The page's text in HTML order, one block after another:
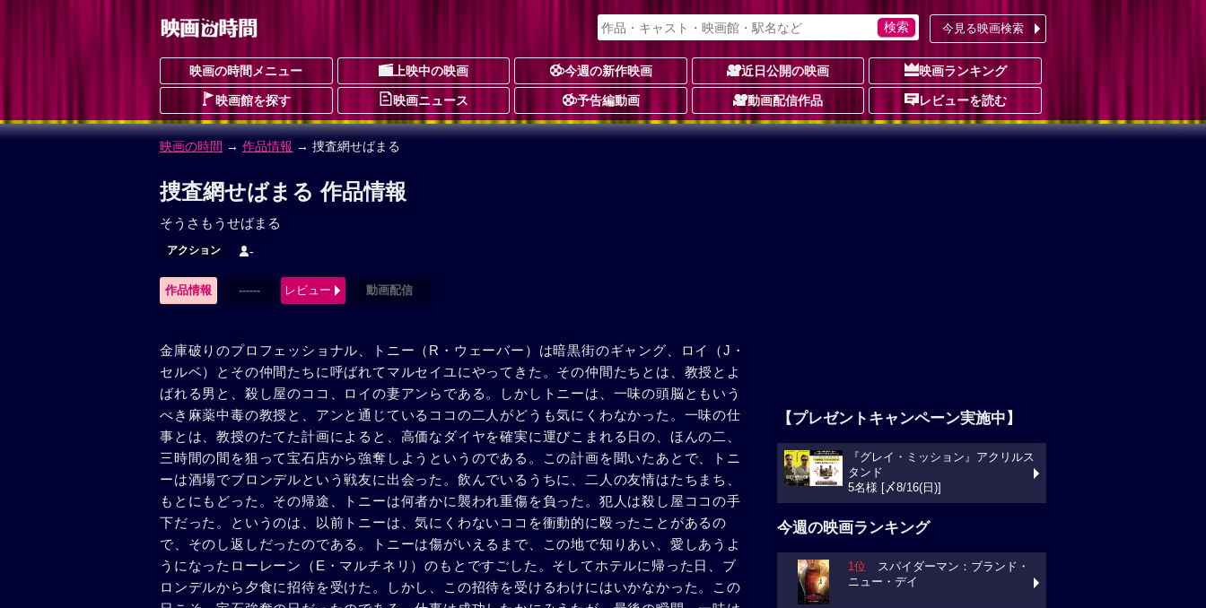
今見る映画検索
映画の時間メニュー 上映中の映画 今週の新作映画 近日公開の映画 映画ランキング
映画館を探す 映画ニュース 予告編動画 動画配信作品 レビューを読む
映画の時間 → 作品情報 → 捜査網せばまる
捜査網せばまる 作品情報
そうさもうせばまる
アクション -
作品情報 ------ レビュー 動画配信
金庫破りのプロフェッショナル、トニー（R・ウェーバー）は暗黒街のギャング、ロイ（J・
セルベ）とその仲間たちに呼ばれてマルセイユにやってきた。その仲間たちとは、教授とよ
ばれる男と、殺し屋のココ、ロイの妻アンらである。しかしトニーは、一味の頭脳ともいう
べき麻薬中毒の教授と、アンと通じているココの二人がどうも気にくわなかった。一味の仕
事とは、教授のたてた計画によると、高価なダイヤを確実に運びこまれる日の、ほんの二、
三時間の間を狙って宝石店から強奪しようというのである。この計画を聞いたあとで、トニ
ーは酒場でブロンデルという戦友に出会った。飲んでいるうちに、二人の友情はたちまち、
もとにもどった。その帰途、トニーは何者かに襲われ重傷を負った。犯人は殺し屋ココの手
下だった。というのは、以前トニーは、気にくわないココを衝動的に殴ったことがあるの
で、そのし返しだったのである。トニーは傷がいえるまで、この地で知りあい、愛しあうよ
うになったローレーン（E・マルチネリ）のもとですごした。そしてホテルに帰った日、ブ
ロンデルから夕食に招待を受けた。しかし、この招待を受けるわけにはいかなかった。この
【プレゼントキャンペーン実施中】
『グレイ・ミッション』アクリルス
タンド
5名様 [〆8/16(日)]
今週の映画ランキング
1位 スパイダーマン：ブランド・
ニュー・デイ